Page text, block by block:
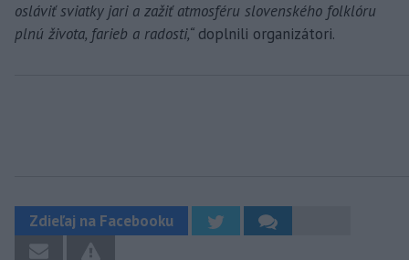
osláviť sviatky jari a zažiť atmosféru slovenského folklóru
plnú života, farieb a radosti,“ doplnili organizátori.
Zdieľaj na Facebooku